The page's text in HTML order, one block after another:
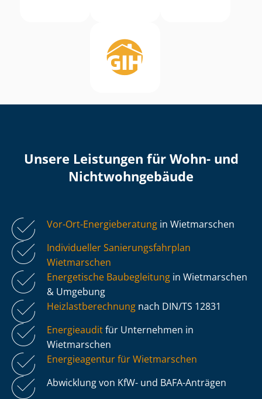
Unsere Leistungen für Wohn- und
Nicht­wohn­ge­bäu­de
Vor-Ort-Energieberatung in Wietmarschen
Individueller Sa­nie­rungs­fahr­plan
Wietmarschen
Energetische Baubegleitung in Wietmarschen
& Umgebung
Heiz­last­be­rech­nung nach DIN/TS 12831
Energieauditfür Unternehmen in
Wietmarschen
Energieagentur für Wietmarschen
Abwicklung von KfW- und BAFA-Anträgen